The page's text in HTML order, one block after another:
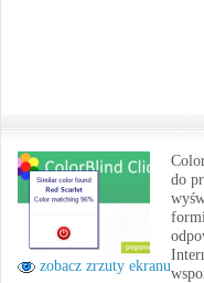
zobacz zrzuty ekranu
do